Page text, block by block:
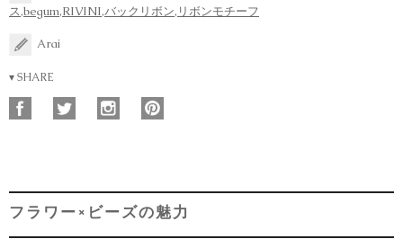
ス,begum,RIVINI,バックリボン, リボンモチーフ
Arai
▾ SHARE
フラワー×ビーズの魅力